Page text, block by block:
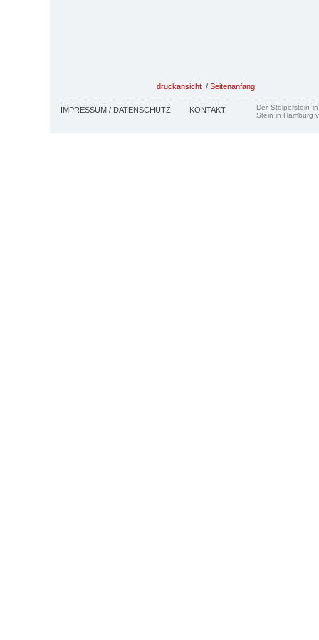
druckansicht / Seitenanfang
IMPRESSUM / DATENSCHUTZ KONTAKT
Der Stolperstein
Stein in Hamburg